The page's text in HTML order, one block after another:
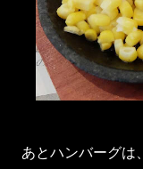
あとハンバーグは